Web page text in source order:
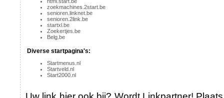
zoekmachines.2start.be
senioren.linknet.be
senioren.2link.be
startxl.be
Zoekertjes.be
Belg.be
Diverse startpagina's:
Startmenus.nl
Startveld.nl
Start2000.nl